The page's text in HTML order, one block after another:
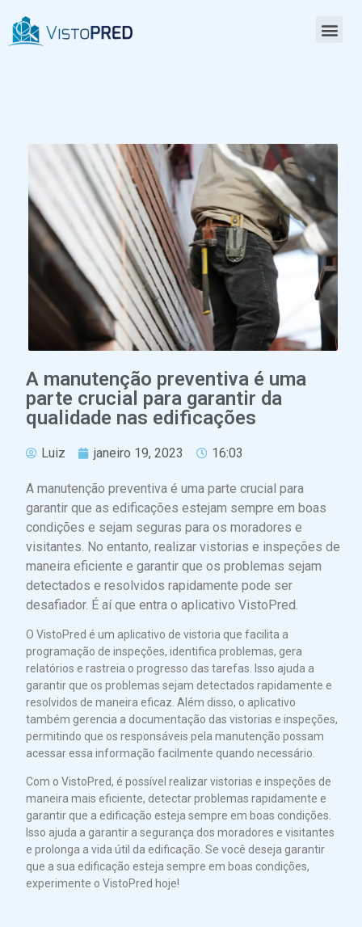
A manutenção preventiva é uma
parte crucial para garantir da
qualidade nas edificações
Luiz janeiro 19, 2023 16:03
A manutenção preventiva é uma parte crucial para
garantir que as edificações estejam sempre em boas
condições e sejam seguras para os moradores e
visitantes. No entanto, realizar vistorias e inspeções de
maneira eficiente e garantir que os problemas sejam
detectados e resolvidos rapidamente pode ser
desafiador. É aí que entra o aplicativo VistoPred.
O VistoPred é um aplicativo de vistoria que facilita a
programação de inspeções, identifica problemas, gera
relatórios e rastreia o progresso das tarefas. Isso ajuda a
garantir que os problemas sejam detectados rapidamente e
resolvidos de maneira eficaz. Além disso, o aplicativo
também gerencia a documentação das vistorias e inspeções,
permitindo que os responsáveis pela manutenção possam
acessar essa informação facilmente quando necessário.
Com o VistoPred, é possível realizar vistorias e inspeções de
maneira mais eficiente, detectar problemas rapidamente e
garantir que a edificação esteja sempre em boas condições.
Isso ajuda a garantir a segurança dos moradores e visitantes
e prolonga a vida útil da edificação. Se você deseja garantir
que a sua edificação esteja sempre em boas condições,
experimente o VistoPred hoje!